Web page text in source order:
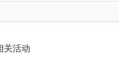
关活动